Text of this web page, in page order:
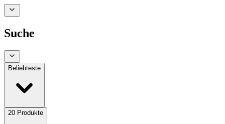
Suche
Beliebteste
20 Produkte